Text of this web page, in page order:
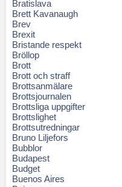
Bratislava
Brett Kavanaugh
Brev
Brexit
Bristande respekt
Bröllop
Brott
Brott och straff
Brottsanmälare
Brottsjournalen
Brottsliga uppgifter
Brottslighet
Brottsutredningar
Bruno Liljefors
Bubblor
Budapest
Budget
Buenos Aires